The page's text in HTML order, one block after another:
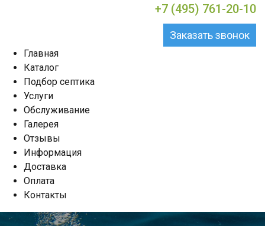
+7 (495) 761-20-10
Заказать звонок
Главная
Каталог
Подбор септика
Услуги
Обслуживание
Галерея
Отзывы
Информация
Доставка
Оплата
Контакты